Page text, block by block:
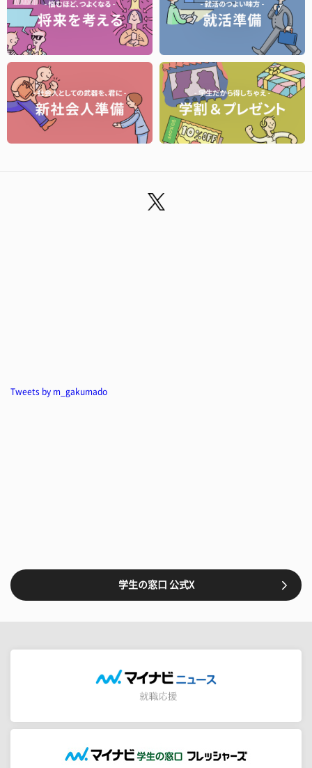
Tweets by m_gakumado
学生の窓口 公式X